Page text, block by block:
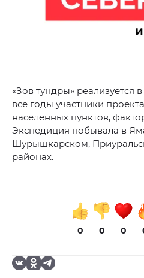
«Зов тундры» реализуется
все годы участники
населённых пунктов,
Экспедиция побывала в
Шурышкарском,
районах.
0 0 0